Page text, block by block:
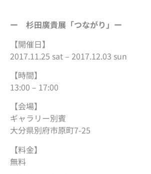
ー 杉田廣貴展「つながり」ー
【開催日】
2017.11.25 sat – 2017.12.03 sun
【時間】
13:00 – 17:00
【会場】
ギャラリー別賓
大分県別府市原町7-25
【料金】
無料